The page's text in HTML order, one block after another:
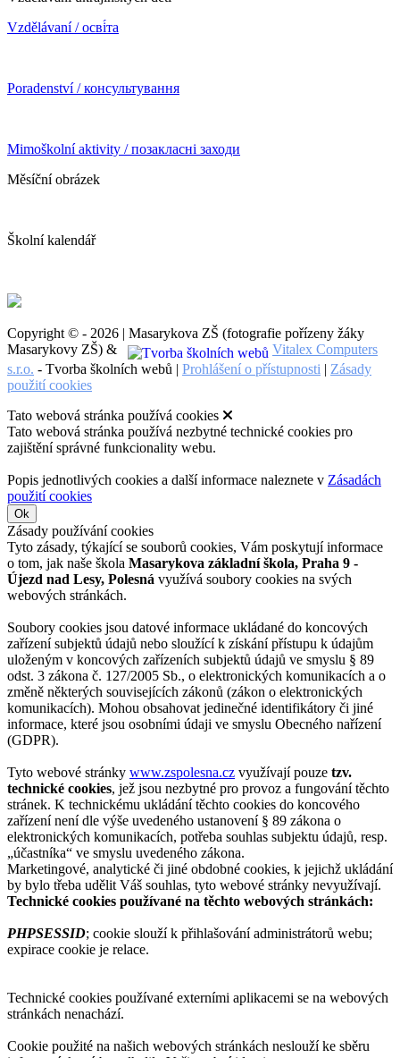
Vzdělávaní / осві́та
Poradenství / консультування
Mimoškolní aktivity / позакласні заходи
Měsíční obrázek
Školní kalendář
Copyright © - 2026 | Masarykova ZŠ (fotografie pořízeny žáky
Masarykovy ZŠ) &
Vitalex Computers
s.r.o. - Tvorba školních webů | Prohlášení o přístupnosti | Zásady
použití cookies
Tato webová stránka používá cookies
Tato webová stránka používá nezbytné technické cookies pro
zajištění správné funkcionality webu.
Popis jednotlivých cookies a další informace naleznete v Zásadách
použití cookies
Ok
Zásady používání cookies
Tyto zásady, týkající se souborů cookies, Vám poskytují informace
o tom, jak naše škola Masarykova základní škola, Praha 9 -
Újezd nad Lesy, Polesná využívá soubory cookies na svých
webových stránkách.
Soubory cookies jsou datové informace ukládané do koncových
zařízení subjektů údajů nebo sloužící k získání přístupu k údajům
uloženým v koncových zařízeních subjektů údajů ve smyslu § 89
odst. 3 zákona č. 127/2005 Sb., o elektronických komunikacích a o
změně některých souvisejících zákonů (zákon o elektronických
komunikacích). Mohou obsahovat jedinečné identifikátory či jiné
informace, které jsou osobními údaji ve smyslu Obecného nařízení
(GDPR).
Tyto webové stránky www.zspolesna.cz využívají pouze tzv.
technické cookies, jež jsou nezbytné pro provoz a fungování těchto
stránek. K technickému ukládání těchto cookies do koncového
zařízení není dle výše uvedeného ustanovení § 89 zákona o
elektronických komunikacích, potřeba souhlas subjektu údajů, resp.
„účastníka“ ve smyslu uvedeného zákona.
Marketingové, analytické či jiné obdobné cookies, k jejichž ukládání
by bylo třeba udělit Váš souhlas, tyto webové stránky nevyužívají.
Technické cookies používané na těchto webových stránkách:
PHPSESSID; cookie slouží k přihlašování administrátorů webu;
expirace cookie je relace.
Technické cookies používané externími aplikacemi se na webových
stránkách nenachází.
Cookie použité na našich webových stránkách neslouží ke sběru